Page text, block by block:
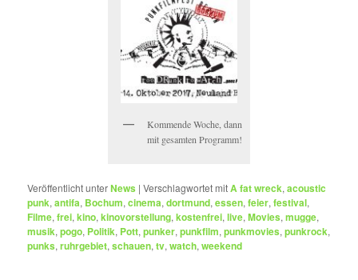
Kommende Woche, dann
mit gesamten Programm!
Veröffentlicht unterNews |Verschlagwortet mitA fat wreck,acoustic
punk,antifa, Bochum,cinema,dortmund,essen,feier,festival,
Filme,frei,kino,kinovorstellung,kostenfrei,live,Movies,mugge,
musik,pogo, Politik, Pott,punker,punkfilm,punkmovies,punkrock,
punks,ruhrgebiet,schauen,tv,watch,weekend